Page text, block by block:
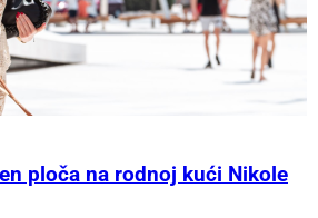
ploča na rodnoj kući Nikole